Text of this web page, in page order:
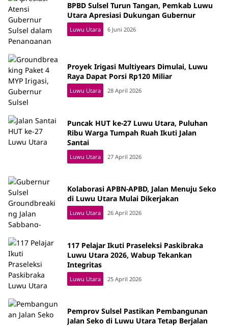
BPBD Sulsel Turun Tangan, Pemkab Luwu
Utara Apresiasi Dukungan Gubernur
Luwu Utara 6 Juni 2026
Proyek Irigasi Multiyears Dimulai, Luwu
Raya Dapat Porsi Rp120 Miliar
Luwu Utara 28 April 2026
Puncak HUT ke-27 Luwu Utara, Puluhan
Ribu Warga Tumpah Ruah Ikuti Jalan
Santai
Luwu Utara 27 April 2026
Kolaborasi APBN-APBD, Jalan Menuju Seko
di Luwu Utara Mulai Dikerjakan
Luwu Utara 26 April 2026
117 Pelajar Ikuti Praseleksi Paskibraka
Luwu Utara 2026, Wabup Tekankan
Integritas
Luwu Utara 25 April 2026
Pemprov Sulsel Pastikan Pembangunan
Jalan Seko di Luwu Utara Tetap Berjalan